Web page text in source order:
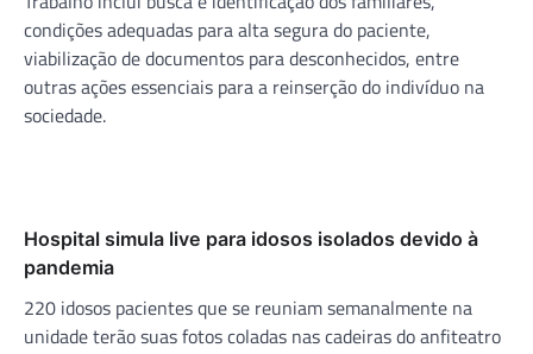
condições adequadas para alta segura do paciente,
viabilização de documentos para desconhecidos, entre
outras ações essenciais para a reinserção do indivíduo na
sociedade.
Hospital simula live para idosos isolados devido à
pandemia
220 idosos pacientes que se reuniam semanalmente na
unidade terão suas fotos coladas nas cadeiras do anfiteatro